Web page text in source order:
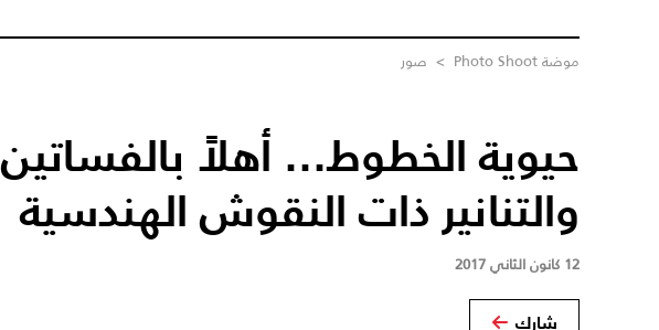
موضة Photo Shoot > صور
حيوية الخطوط... أهلاً بالفساتين
والتنانير ذات النقوش الهندسية
12 كانون الثاني 2017
شارك